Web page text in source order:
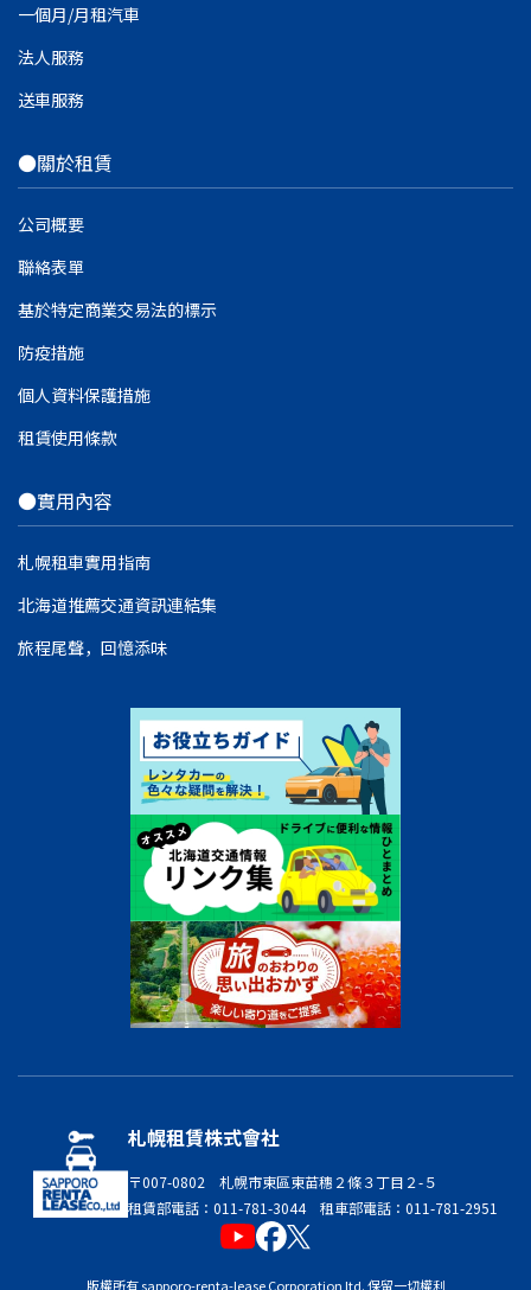
一個月/月租汽車
法人服務
送車服務
●關於租賃
公司概要
聯絡表單
基於特定商業交易法的標示
防疫措施
個人資料保護措施
租賃使用條款
●實用內容
札幌租車實用指南
北海道推薦交通資訊連結集
旅程尾聲，回憶添味
札幌租賃株式會社
〒007-0802 札幌市東區東苗穗２條３丁目２-５
租賃部電話：011-781-3044 租車部電話：011-781-2951
版權所有 sapporo-renta-lease Corporation ltd. 保留一切權利